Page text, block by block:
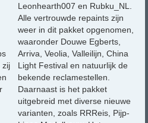
zij
Leonhearth007 en Rubku_NL.
Alle vertrouwde repaints zijn
weer in dit pakket opgenomen,
waaronder Douwe Egberts,
Arriva, Veolia, Valleilijn, China
Light Festival en natuurlijk de
bekende reclamestellen.
Daarnaast is het pakket
uitgebreid met diverse nieuwe
varianten, zoals RRReis, Pijp-